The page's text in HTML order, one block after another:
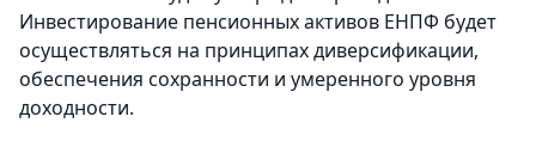
Инвестирование пенсионных активов ЕНПФ будет
осуществляться на принципах диверсификации,
обеспечения сохранности и умеренного уровня
доходности.